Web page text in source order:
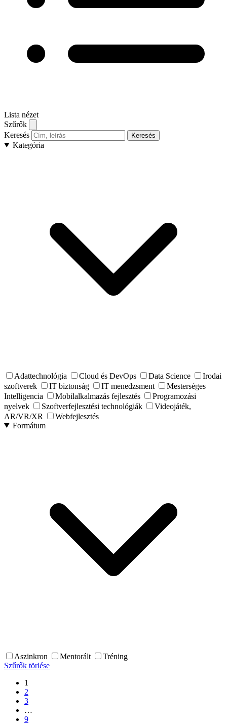
Lista nézet
Szűrők
Keresés
Keresés
Kategória
Adattechnológia Cloud és DevOps Data Science
Irodai
szoftverek
IT biztonság IT menedzsment
Mesterséges
Intelligencia
Mobilalkalmazás fejlesztés
Programozási
nyelvek
Szoftverfejlesztési technológiák
Videojáték,
AR/VR/XR
Webfejlesztés
Formátum
Aszinkron Mentorált
Tréning
Szűrők törlése
1
2
3
…
9